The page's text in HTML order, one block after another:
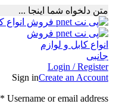
متن دلخواه شما اینجا ...
Login / Register
Sign inCreate an Account
Username or email address
*